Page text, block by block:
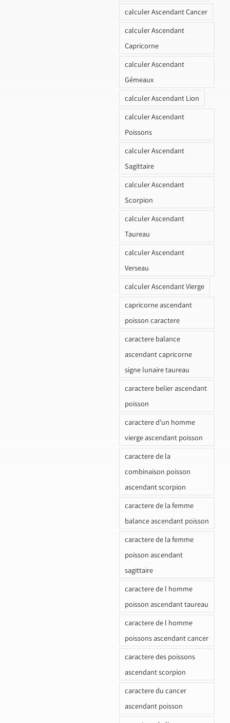
calculer Ascendant Cancer
calculer Ascendant
Capricorne
calculer Ascendant
Gémeaux
calculer Ascendant Lion
calculer Ascendant
Poissons
calculer Ascendant
Sagittaire
calculer Ascendant
Scorpion
calculer Ascendant
Taureau
calculer Ascendant
Verseau
calculer Ascendant Vierge
capricorne ascendant
poisson caractere
caractere balance
ascendant capricorne
signe lunaire taureau
caractere belier ascendant
poisson
caractere d'un homme
vierge ascendant poisson
caractere de la
combinaison poisson
ascendant scorpion
caractere de la femme
balance ascendant poisson
caractere de la femme
poisson ascendant
sagittaire
caractere de l homme
poisson ascendant taureau
caractere de l homme
poissons ascendant cancer
caractere des poissons
ascendant scorpion
caractere du cancer
ascendant poisson